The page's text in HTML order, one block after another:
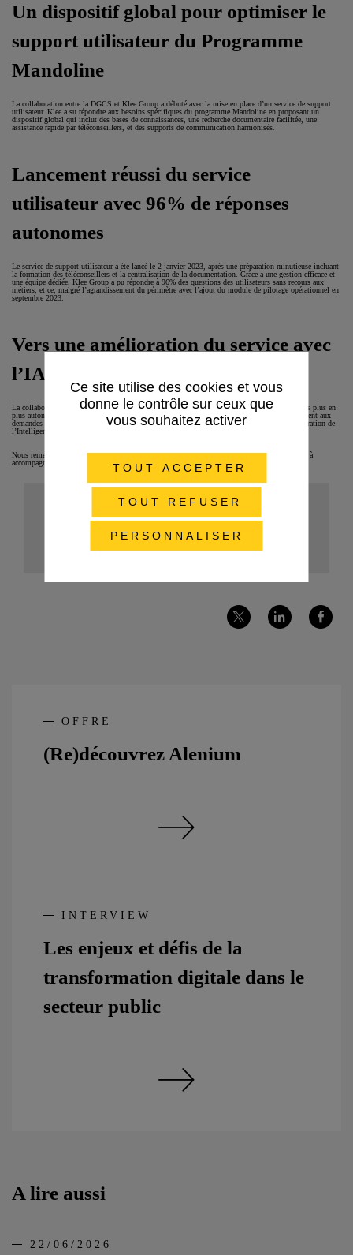
Un dispositif global pour optimiser le
support utilisateur du Programme
Mandoline
La collaboration entre la DGCS et Klee Group a débuté avec la mise en place d’un service de support
utilisateur. Klee a su répondre aux besoins spécifiques du programme Mandoline en proposant un
dispositif global qui inclut des bases de connaissances, une recherche documentaire facilitée, une
assistance rapide par téléconseillers, et des supports de communication harmonisés.
Lancement réussi du service
utilisateur avec 96% de réponses
autonomes
Le service de support utilisateur a été lancé le 2 janvier 2023, après une préparation minutieuse incluant
la formation des téléconseillers et la centralisation de la documentation. Grâce à une gestion efficace et
une équipe dédiée, Klee Group a pu répondre à 96% des questions des utilisateurs sans recours aux
métiers, et ce, malgré l’agrandissement du périmètre avec l’ajout du module de pilotage opérationnel en
septembre 2023.
Vers une amélioration du service avec
l’IA et un chatbot
La collaboration avec Klee Group a été un véritable succès. L’équipe de support est devenue de plus en
plus autonome et compétente, réduisant le nombre de tickets en attente et répondant efficacement aux
demandes des utilisateurs. Pour l’avenir, la DGCS envisage de travailler avec Klee sur l’intégration de
l’Intelligence Artificielle et d’un agent conversationnel pour améliorer encore plus le service.
Nous remercions Sandrine H. pour son témoignage inspirant et nous réjouissons de continuer à
accompagner la DGCS dans ses projets futurs.
YouTube est désactivé.
AUTORISER
(Re)découvrez Alenium
OFFRE
Les enjeux et défis de la
transformation digitale dans le
secteur public
INTERVIEW
A lire aussi
22/06/2026
Ce site utilise des cookies et vous
donne le contrôle sur ceux que
vous souhaitez activer
TOUT ACCEPTER
TOUT REFUSER
PERSONNALISER